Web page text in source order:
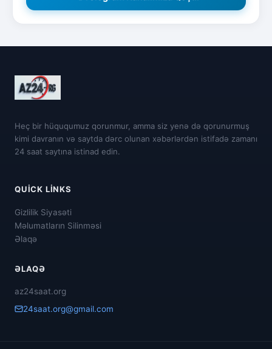
Heç bir hüququmuz qorunmur, amma siz yenə də qorunurmuş
kimi davranın və saytda dərc olunan xəbərlərdən istifadə zamanı
24 saat saytına istinad edin.
QUICK LINKS
Gizlilik Siyasəti
Məlumatların Silinməsi
Əlaqə
ƏLAQƏ
az24saat.org
24saat.org@gmail.com